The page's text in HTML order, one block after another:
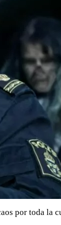
por toda la